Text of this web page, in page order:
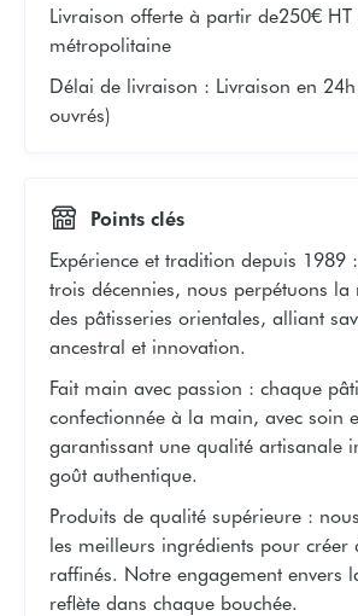
Livraison offerte à partir de250€ HT
métropolitaine
Délai de livraison : Livraison en
ouvrés)
Points clés
Expérience et tradition depuis 1989
trois décennies, nous perpétuons
des pâtisseries orientales, alliant
ancestral et innovation.
Fait main avec passion : chaque
confectionnée à la main, avec soin
garantissant une qualité artisanale
goût authentique.
Produits de qualité supérieure :
les meilleurs ingrédients pour créer
raffinés. Notre engagement envers
reflète dans chaque bouchée.